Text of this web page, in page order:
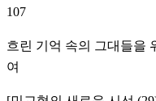
107
흐린 기억 속의 그대들을
여